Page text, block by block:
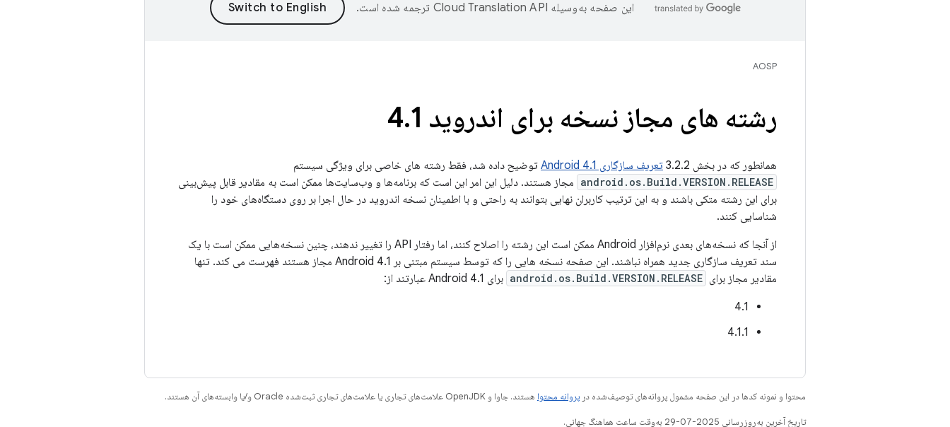
این صفحه به‌وسیله ترجمه شده است.
AOSP
رشته های مجاز نسخه برای اندروید 4 .1
همانطور که در بخش 3.2.2 تعریف سازگاری Android 4.1 توضیح داده شد، فقط رشته های خاصی برای ویژگی سیستم
android.os.Build.VERSION.RELEASE مجاز هستند. دلیل این امر این است که برنامه‌ها و وب‌سایت‌ها ممکن است به مقادیر قابل پیش‌بینی
برای این رشته متکی باشند و به این ترتیب کاربران نهایی بتوانند به راحتی و با اطمینان نسخه اندروید در حال اجرا بر روی دستگاه‌های خود را
شناسایی کنند.
از آنجا که نسخه‌های بعدی نرم‌افزار Android ممکن است این رشته را اصلاح کنند، اما رفتار API را تغییر ندهند، چنین نسخه‌هایی ممکن است با یک
سند تعریف سازگاری جدید همراه نباشند. این صفحه نسخه هایی را که توسط سیستم مبتنی بر Android 4.1 مجاز هستند فهرست می کند. تنها
مقادیر مجاز برای android.os.Build.VERSION.RELEASE برای Android 4.1 عبارتند از:
4.1
4.1.1
محتوا و نمونه کدها در این صفحه مشمول پروانه‌های توصیف‌شده در پروانه محتوا هستند. جاوا و OpenJDK علامت‌های تجاری یا علامت‌های تجاری ثبت‌شده Oracle و/یا وابسته‌های آن هستند.
تاریخ آخرین به‌روزرسانی 2025-07-29 به‌وقت ساعت هماهنگ جهانی.